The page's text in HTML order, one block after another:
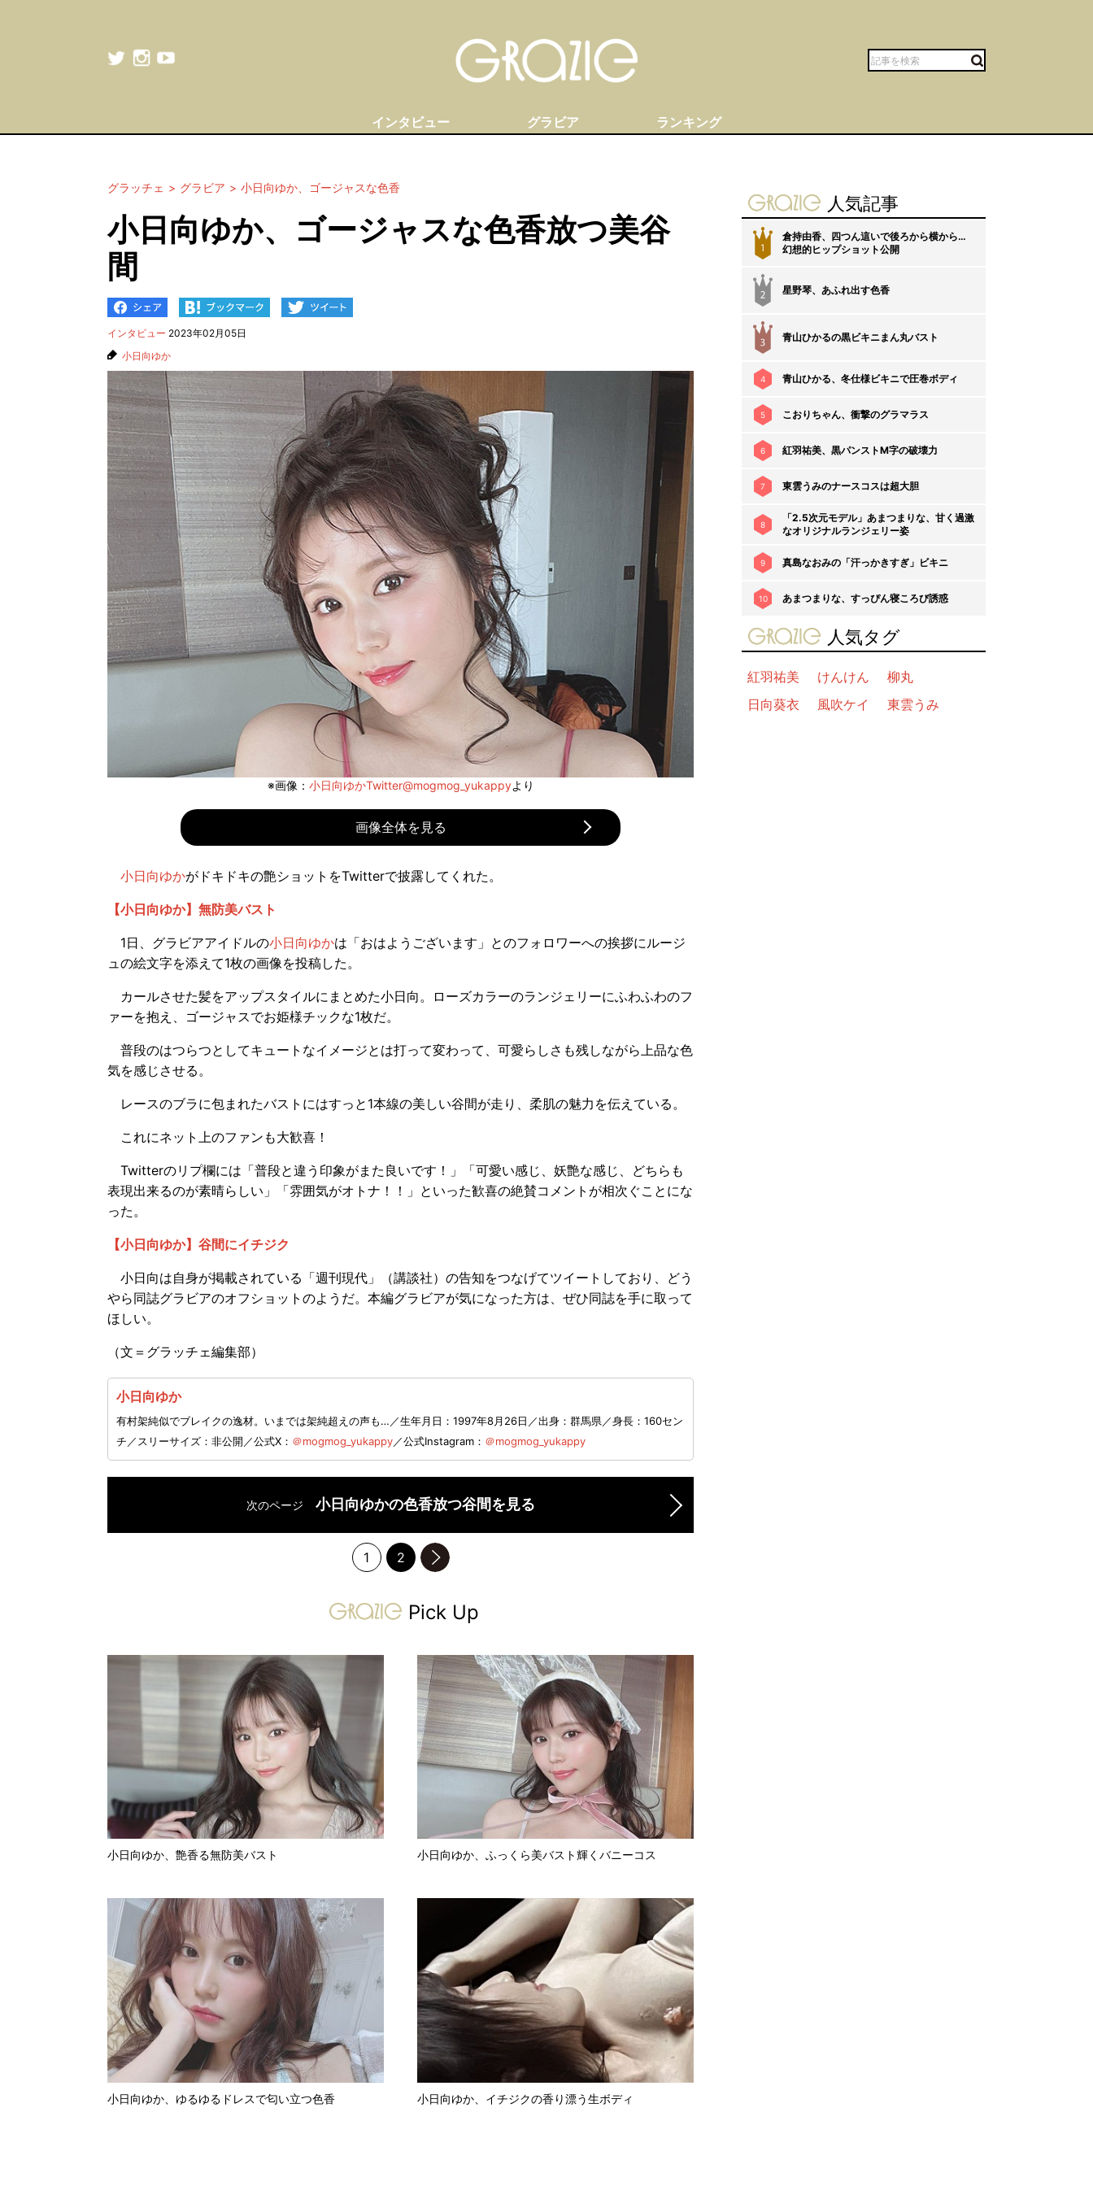
インタビュー グラビア ランキング
グラッチェ グラビア 小日向ゆか、ゴージャスな色香
小日向ゆか、ゴージャスな色香放つ美谷
間
インタビュー 2023年02月05日
小日向ゆか
※画像： 小日向ゆかTwitter@mogmog_yukappyより
画像全体を見る
小日向ゆかがドキドキの艶ショットをTwitterで披露してくれた。
【小日向ゆか】無防美バスト
1日、グラビアアイドルの小日向ゆかは「おはようございます」とのフォロワーへの挨拶にルージ
ュの絵文字を添えて1枚の画像を投稿した。
カールさせた髪をアップスタイルにまとめた小日向。ローズカラーのランジェリーにふわふわのフ
ァーを抱え、ゴージャスでお姫様チックな1枚だ。
普段のはつらつとしてキュートなイメージとは打って変わって、可愛らしさも残しながら上品な色
気を感じさせる。
レースのブラに包まれたバストにはすっと1本線の美しい谷間が走り、柔肌の魅力を伝えている。
これにネット上のファンも大歓喜！
Twitterのリプ欄には「普段と違う印象がまた良いです！」「可愛い感じ、妖艶な感じ、どちらも
表現出来るのが素晴らしい」「雰囲気がオトナ！！」といった歓喜の絶賛コメントが相次ぐことにな
った。
【小日向ゆか】谷間にイチジク
小日向は自身が掲載されている「週刊現代」（講談社）の告知をつなげてツイートしており、どう
やら同誌グラビアのオフショットのようだ。本編グラビアが気になった方は、ぜひ同誌を手に取って
ほしい。
（文＝グラッチェ編集部）
小日向ゆか
有村架純似でブレイクの逸材。いまでは架純超えの声も…／生年月日：1997年8月26日／出身：群馬県／身長：160セン
チ／スリーサイズ：非公開／公式X： ＠mogmog_yukappy／公式Instagram： ＠mogmog_yukappy
次のページ 小日向ゆかの色香放つ谷間を見る
1 2
次のページへ
gravure-grazie
Pick Up
小日向ゆか、艶香る無防美バスト 小日向ゆか、ふっくら美バスト輝くバニーコス
小日向ゆか、ゆるゆるドレスで匂い立つ色香 小日向ゆか、イチジクの香り漂う生ボディ
gravure-grazie
人気記事
1
倉持由香、四つん這いで後ろから横から…
幻想的ヒップショット公開
星野琴、あふれ出す色香
青山ひかるの黒ビキニまん丸バスト
4 青山ひかる、冬仕様ビキニで圧巻ボディ
5 こおりちゃん、衝撃のグラマラス
6 紅羽祐美、黒パンストM字の破壊力
7 東雲うみのナースコスは超大胆
8
「2.5次元モデル」あまつまりな、甘く過激
なオリジナルランジェリー姿
9 真島なおみの「汗っかきすぎ」ビキニ
10 あまつまりな、すっぴん寝ころび誘惑
gravure-grazie
人気タグ
紅羽祐美 けんけん
柳丸
日向葵衣
風吹ケイ 東雲うみ